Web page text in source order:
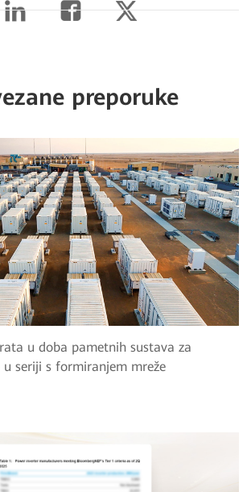
preporuke
u doba pametnih sustava za
u seriji s formiranjem mreže